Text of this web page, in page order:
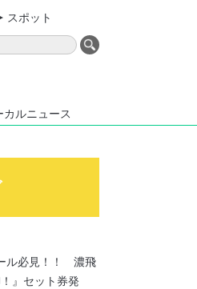
カルニュース
スポット
ル必見！！ 濃飛
』セット券発